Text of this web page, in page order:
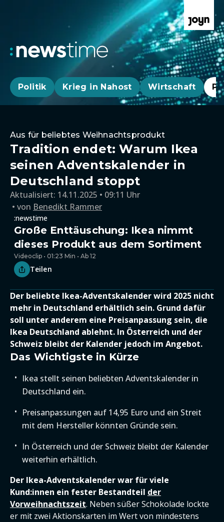
Politik Krieg in Nahost Wirtschaft
Aus für beliebtes Weihnachtsprodukt
Tradition endet: Warum Ikea
seinen Adventskalender in
Deutschland stoppt
Aktualisiert: 14.11.2025 • 09:11 Uhr
von Benedikt Rammer
:newstime
Große Enttäuschung: Ikea nimmt
dieses Produkt aus dem Sortiment
Videoclip • 01:23 Min • Ab 12
Teilen
Der beliebte Ikea-Adventskalender wird 2025 nicht
mehr in Deutschland erhältlich sein. Grund dafür
soll unter anderem eine Preisanpassung sein, die
Ikea Deutschland ablehnt. In Österreich und der
Schweiz bleibt der Kalender jedoch im Angebot.
Das Wichtigste in Kürze
Ikea stellt seinen beliebten Adventskalender in
Deutschland ein.
Preisanpassungen auf 14,95 Euro und ein Streit
mit dem Hersteller könnten Gründe sein.
In Österreich und der Schweiz bleibt der Kalender
weiterhin erhältlich.
Der Ikea-Adventskalender war für viele
Kund:innen ein fester Bestandteil der
Vorweihnachtszeit. Neben süßer Schokolade lockte
er mit zwei Aktionskarten im Wert von mindestens